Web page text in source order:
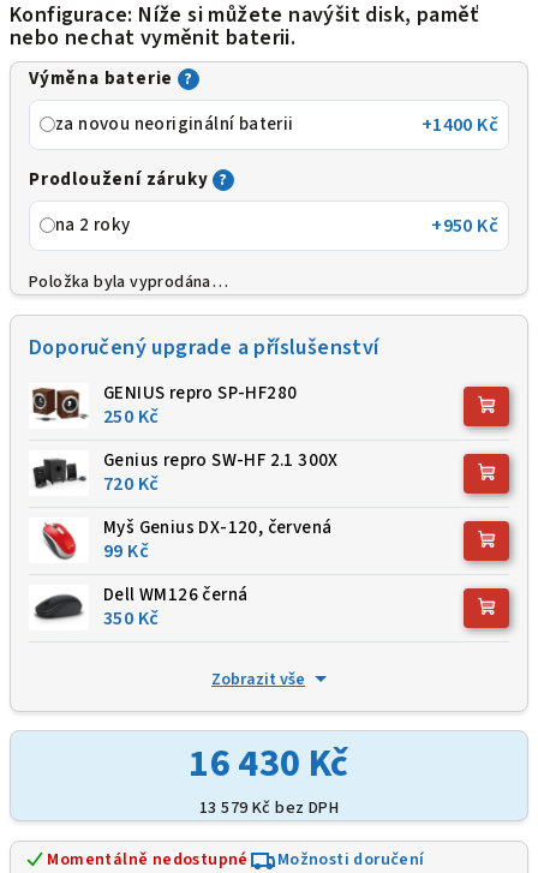
Konfigurace: Níže si můžete navýšit disk, paměť
nebo nechat vyměnit baterii.
Výměna baterie ?
za novou neoriginální baterii +1400 Kč
Prodloužení záruky ?
na 2 roky +950 Kč
Položka byla vyprodána…
Doporučený upgrade a příslušenství
GENIUS repro SP-HF280
250 Kč
Genius repro SW-HF 2.1 300X
720 Kč
Myš Genius DX-120, červená
99 Kč
Dell WM126 černá
350 Kč
Zobrazit vše
16 430 Kč
13 579 Kč bez DPH
Momentálně nedostupné
Možnosti doručení